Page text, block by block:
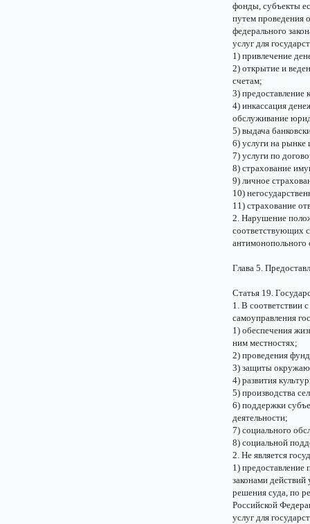
фонды, субъекты
путем проведения
федерального
услуг для
1) привлечение
2) открытие и
счетам;
3) предоставление
4) инкассация
обслуживание
5) выдача
6) услуги на
7) услуги по
8) страхование
9) личное
10)
11) страхование
2. Нарушение
соответствующих
антимонопольного
Глава 5.
Статья 19.
1. В соответствии
самоуправления
1) обеспечения
ним местностях;
2) проведения
3) защиты
4) развития
5) производства
6) поддержки
деятельности;
7) социального
8) социальной
2. Не является
1) предоставление
законами
решения суда, по
Российской
услуг для